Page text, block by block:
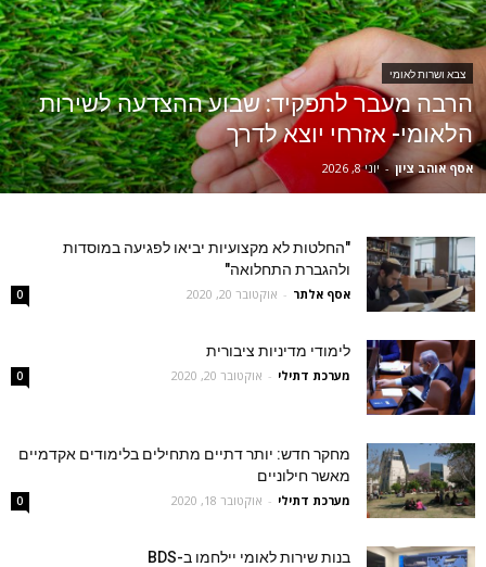
צבא ושרות לאומי
הרבה מעבר לתפקיד: שבוע ההצדעה לשירות
הלאומי- אזרחי יוצא לדרך
אסף אוהב ציון - יוני 8, 2026
"החלטות לא מקצועיות יביאו לפגיעה במוסדות
ולהגברת התחלואה"
אסף אלתר - אוקטובר 20, 2020 0
לימודי מדיניות ציבורית
מערכת דתילי - אוקטובר 20, 2020 0
מחקר חדש: יותר דתיים מתחילים בלימודים אקדמיים
מאשר חילוניים
מערכת דתילי - אוקטובר 18, 2020 0
בנות שירות לאומי יילחמו ב-BDS